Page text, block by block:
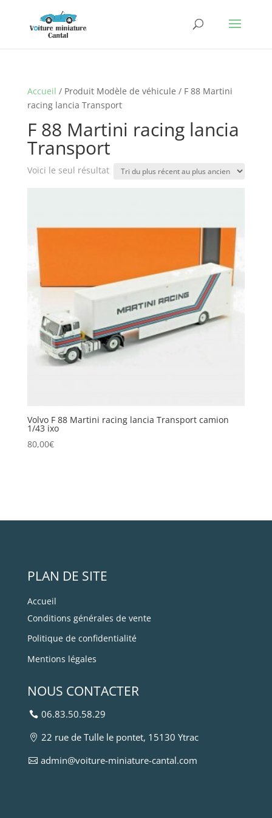
Accueil / Produit Modèle de véhicule / F 88 Martini
racing lancia Transport
F 88 Martini racing lancia
Transport
Voici le seul résultat
Volvo F 88 Martini racing lancia Transport camion
1/43 ixo
80,00€
PLAN DE SITE
Accueil
Conditions générales de vente
Politique de confidentialité
Mentions légales
NOUS CONTACTER
06.83.50.58.29
22 rue de Tulle le pontet, 15130 Ytrac
admin@voiture-miniature-cantal.com